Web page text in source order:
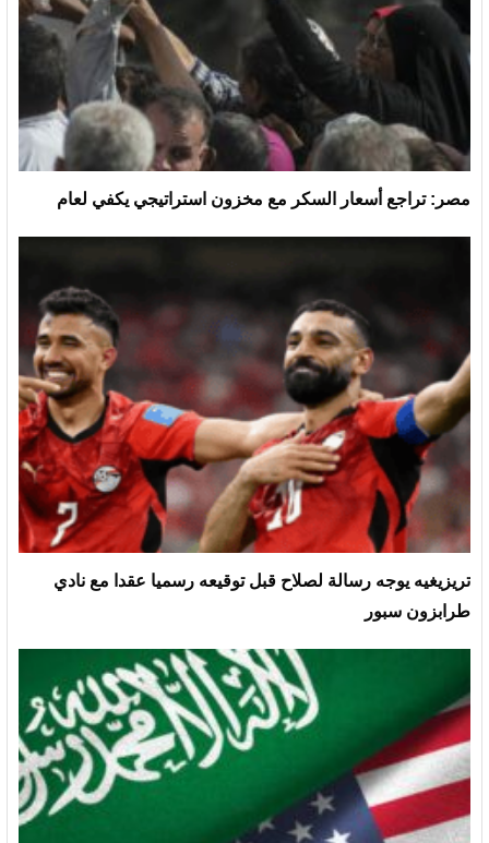
مصر: تراجع أسعار السكر مع مخزون استراتيجي يكفي لعام
تريزيغيه يوجه رسالة لصلاح قبل توقيعه رسميا عقدا مع نادي
طرابزون سبور